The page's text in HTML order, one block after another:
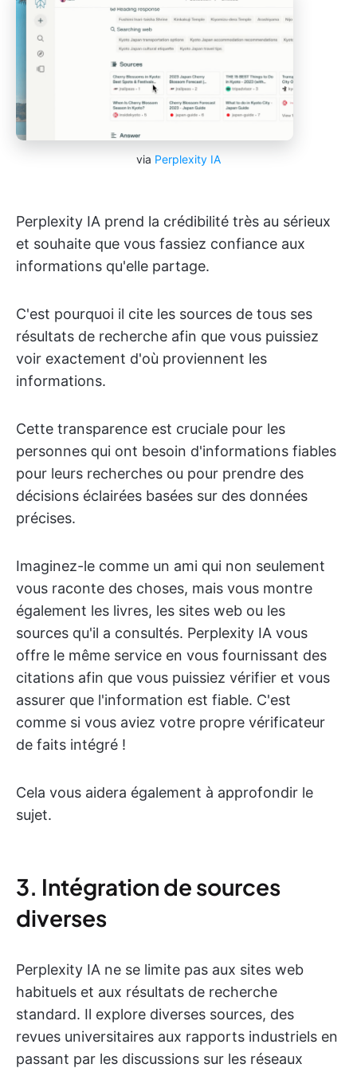
via Perplexity IA
Perplexity IA prend la crédibilité très au sérieux
et souhaite que vous fassiez confiance aux
informations qu'elle partage.
C'est pourquoi il cite les sources de tous ses
résultats de recherche afin que vous puissiez
voir exactement d'où proviennent les
informations.
Cette transparence est cruciale pour les
personnes qui ont besoin d'informations fiables
pour leurs recherches ou pour prendre des
décisions éclairées basées sur des données
précises.
Imaginez-le comme un ami qui non seulement
vous raconte des choses, mais vous montre
également les livres, les sites web ou les
sources qu'il a consultés. Perplexity IA vous
offre le même service en vous fournissant des
citations afin que vous puissiez vérifier et vous
assurer que l'information est fiable. C'est
comme si vous aviez votre propre vérificateur
de faits intégré !
Cela vous aidera également à approfondir le
sujet.
3. Intégration de sources
diverses
Perplexity IA ne se limite pas aux sites web
habituels et aux résultats de recherche
standard. Il explore diverses sources, des
revues universitaires aux rapports industriels en
passant par les discussions sur les réseaux